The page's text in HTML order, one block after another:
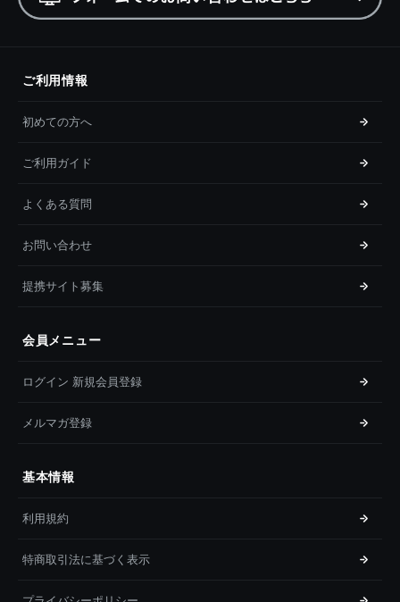
ご利用情報
初めての方へ
ご利用ガイド
よくある質問
お問い合わせ
提携サイト募集
会員メニュー
ログイン 新規会員登録
メルマガ登録
基本情報
利用規約
特商取引法に基づく表示